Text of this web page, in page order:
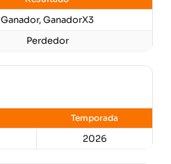
Ganador, GanadorX3
Perdedor
Temporada
2026